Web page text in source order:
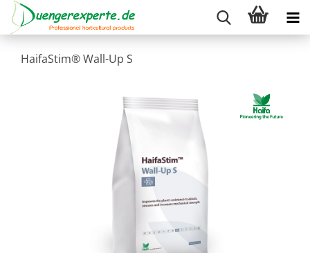
HaifaStim® Wall-Up S